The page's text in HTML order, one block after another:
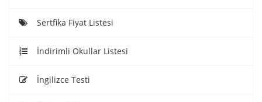
Sertfika Fiyat Listesi
İndirimli Okullar Listesi
İngilizce Testi